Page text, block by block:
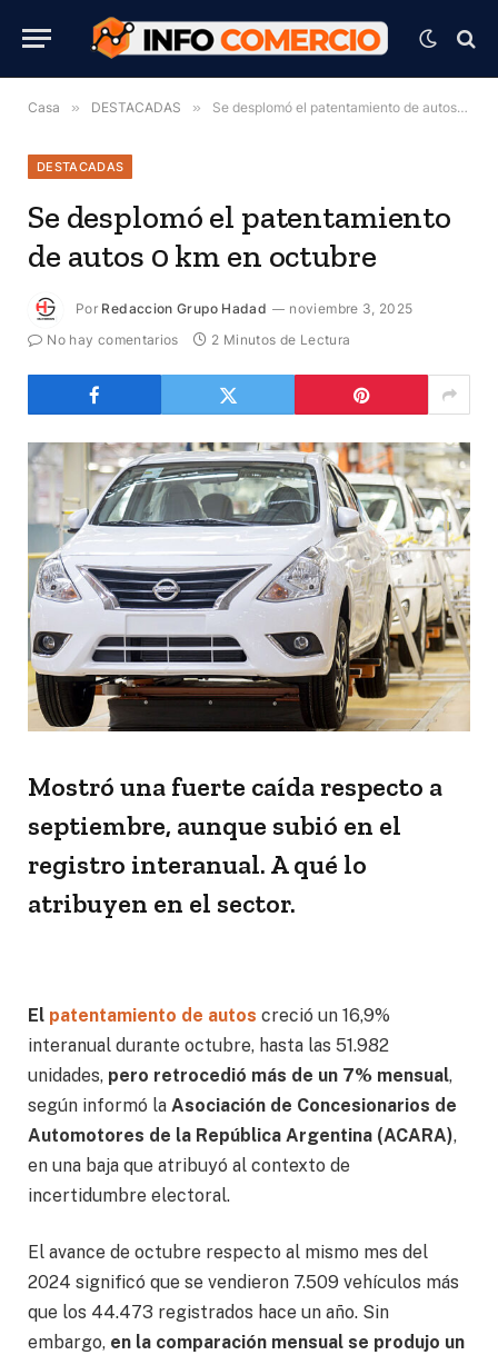
Casa » DESTACADAS » Se desplomó el patentamiento de autos 0 km en octubre
DESTACADAS
Se desplomó el patentamiento
de autos 0 km en octubre
Por Redaccion Grupo Hadad
noviembre 3, 2025
No hay comentarios
2 Minutos de Lectura
Mostró una fuerte caída respecto a
septiembre, aunque subió en el
registro interanual. A qué lo
atribuyen en el sector.
El patentamiento de autos creció un 16,9%
interanual durante octubre, hasta las 51.982
unidades, pero retrocedió más de un 7% mensual,
según informó la Asociación de Concesionarios de
Automotores de la República Argentina (ACARA),
en una baja que atribuyó al contexto de
incertidumbre electoral.
El avance de octubre respecto al mismo mes del
2024 significó que se vendieron 7.509 vehículos más
que los 44.473 registrados hace un año. Sin
embargo, en la comparación mensual se produjo un